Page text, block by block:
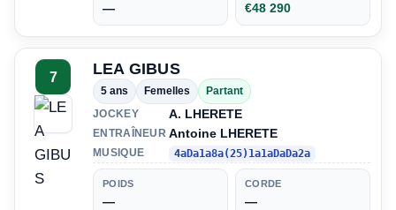
— €48 290
7 LEA GIBUS
5 ans Femelles
Partant
JOCKEY
A. LHERETE
ENTRAÎNEUR Antoine LHERETE
MUSIQUE 4aDa1a8a(25)1a1aDaDa2a
POIDS
—
CORDE
—